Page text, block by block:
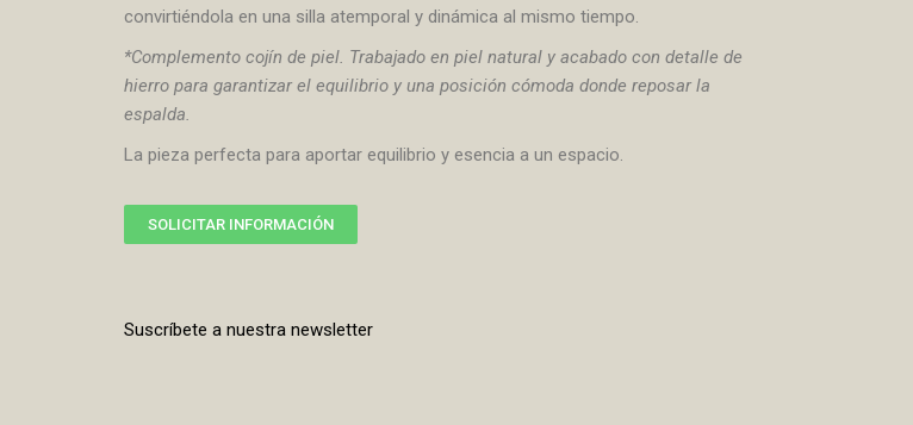
convirtiéndola en una silla atemporal y dinámica al mismo tiempo.
*Complemento cojín de piel. Trabajado en piel natural y acabado con detalle de
hierro para garantizar el equilibrio y una posición cómoda donde reposar la
espalda.
La pieza perfecta para aportar equilibrio y esencia a un espacio.
SOLICITAR INFORMACIÓN
Suscríbete a nuestra newsletter